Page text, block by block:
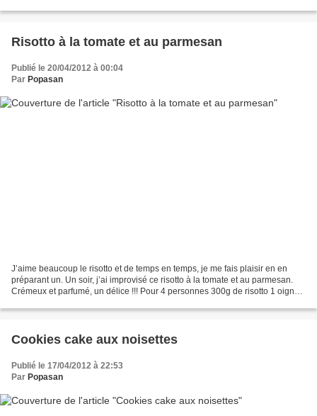
Risotto à la tomate et au parmesan
Publié le 20/04/2012 à 00:04
Par Popasan
J’aime beaucoup le risotto et de temps en temps, je me fais plaisir en en
préparant un. Un soir, j’ai improvisé ce risotto à la tomate et au parmesan.
Crémeux et parfumé, un délice !!! Pour 4 personnes 300g de risotto 1 oignon
Cookies cake aux noisettes
Publié le 17/04/2012 à 22:53
Par Popasan